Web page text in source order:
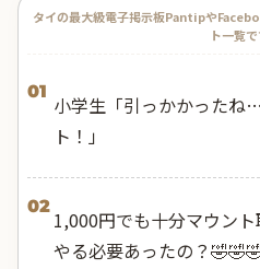
タイの最大級電子掲示板Pantipや
ト一覧で
01
小学生「引っかかったね
ト！」
02
1,000円でも十分マウン
やる必要あったの？